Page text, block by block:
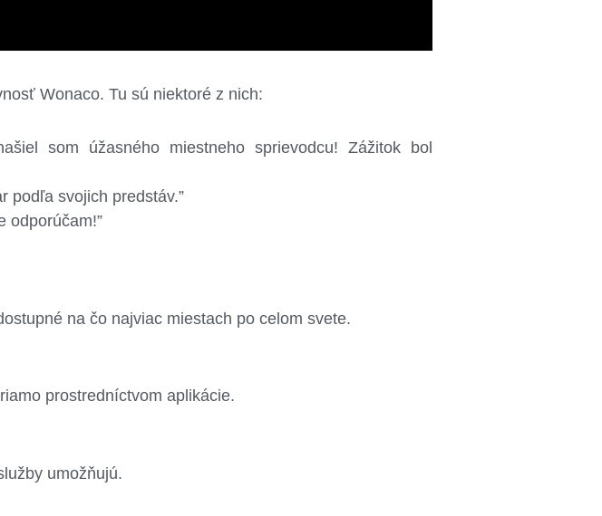
Wonaco. Tu sú niektoré z nich:
som úžasného miestneho sprievodcu! Zážitok bol
podľa svojich predstáv.”
odporúčam!”
na čo najviac miestach po celom svete.
prostredníctvom aplikácie.
umožňujú.